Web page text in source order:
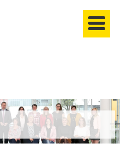
anmelden